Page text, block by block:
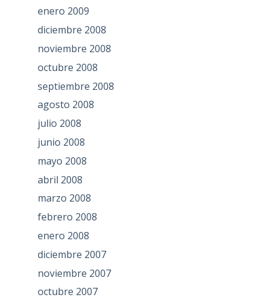
enero 2009
diciembre 2008
noviembre 2008
octubre 2008
septiembre 2008
agosto 2008
julio 2008
junio 2008
mayo 2008
abril 2008
marzo 2008
febrero 2008
enero 2008
diciembre 2007
noviembre 2007
octubre 2007